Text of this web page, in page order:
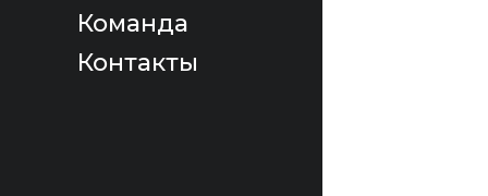
Команда
Контакты